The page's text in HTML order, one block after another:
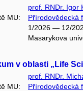
prof. RNDr. Igor
MU:
Přírodovědecká
1/2026 — 12/
Masarykova
v oblasti „Life
prof. RNDr.
MU:
Přírodovědecká